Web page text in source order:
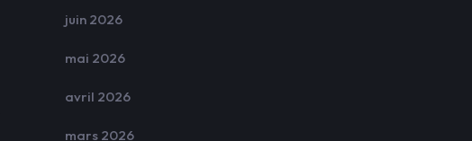
juin 2026
mai 2026
avril 2026
mars 2026